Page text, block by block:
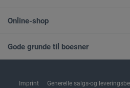
Online-shop
Gode grunde til boesner
Imprint Generelle salgs-og